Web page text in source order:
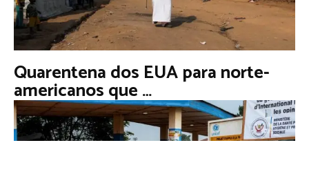
Quarentena dos EUA para norte-
americanos que …